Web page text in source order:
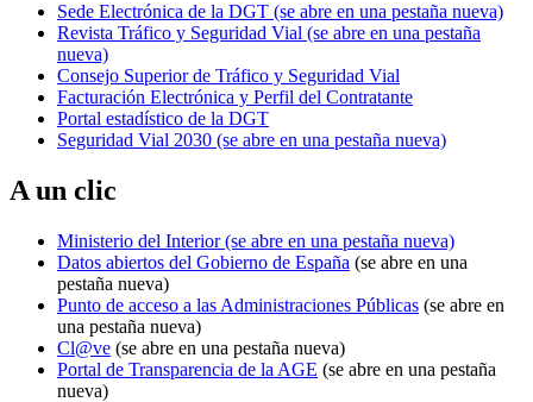
Sede Electrónica de la DGT (se abre en una pestaña nueva)
Revista Tráfico y Seguridad Vial (se abre en una pestaña
nueva)
Consejo Superior de Tráfico y Seguridad Vial
Facturación Electrónica y Perfil del Contratante
Portal estadístico de la DGT
Seguridad Vial 2030 (se abre en una pestaña nueva)
A un clic
Ministerio del Interior(se abre en una pestaña nueva)
Datos abiertos del Gobierno de España (se abre en una
pestaña nueva)
Punto de acceso a las Administraciones Públicas (se abre en
una pestaña nueva)
Cl@ve (se abre en una pestaña nueva)
Portal de Transparencia de la AGE (se abre en una pestaña
nueva)